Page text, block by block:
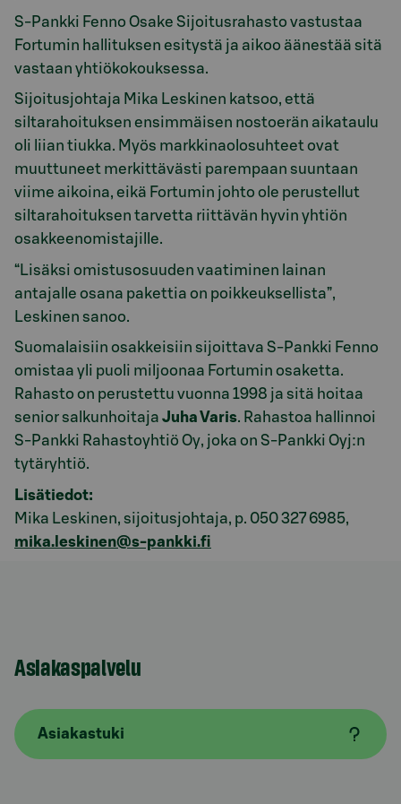
S-Pankki Fenno Osake Sijoitusrahasto vastustaa
Fortumin hallituksen esitystä ja aikoo äänestää sitä
vastaan yhtiökokouksessa.
Sijoitusjohtaja Mika Leskinen katsoo, että
siltarahoituksen ensimmäisen nostoerän aikataulu
oli liian tiukka. Myös markkinaolosuhteet ovat
muuttuneet merkittävästi parempaan suuntaan
viime aikoina, eikä Fortumin johto ole perustellut
siltarahoituksen tarvetta riittävän hyvin yhtiön
osakkeenomistajille.
“Lisäksi omistusosuuden vaatiminen lainan
antajalle osana pakettia on poikkeuksellista”,
Leskinen sanoo.
Suomalaisiin osakkeisiin sijoittava S-Pankki Fenno
omistaa yli puoli miljoonaa Fortumin osaketta.
Rahasto on perustettu vuonna 1998 ja sitä hoitaa
senior salkunhoitaja Juha Varis. Rahastoa hallinnoi
S-Pankki Rahastoyhtiö Oy, joka on S-Pankki Oyj:n
tytäryhtiö.
Lisätiedot:
Mika Leskinen, sijoitusjohtaja, p. 050 327 6985,
mika.leskinen@s-pankki.fi
Asiakaspalvelu
Asiakastuki